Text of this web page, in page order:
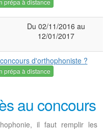
prépa à distance
Du 02/11/2016 au
12/01/2017
d'orthophoniste ?
prépa à distance
au concours
il faut remplir les